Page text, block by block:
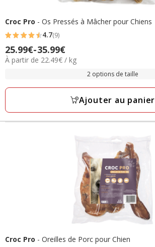
Croc Pro - Os Pressés à Mâcher pour Chiens
4.7
étoiles
avec
avis
4.7(9)
Prix
de
25.99€-35.99€
22.49€
À partir de 22.49€ / kg
2 options de taille
Ajouter au panier
Croc Pro - Oreilles de Porc pour Chien